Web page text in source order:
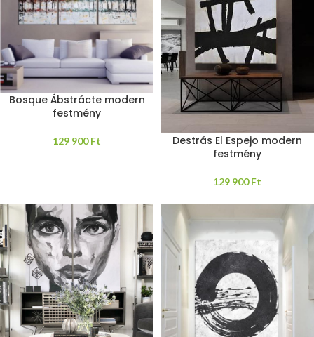
Bosque Ábstrácte modern
festmény
129 900Ft
Destrás El Espejo modern
festmény
129 900Ft